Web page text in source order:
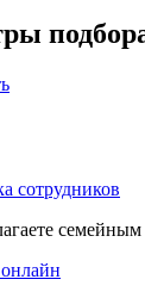
сотрудников